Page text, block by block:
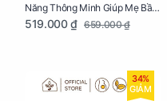
Năng Thông Minh Giúp Mẹ Bầu
Ngủ Ngon, Cho Bé Bú Sau Sinh
519.000 ₫ 659.000 ₫
34%
GIẢM